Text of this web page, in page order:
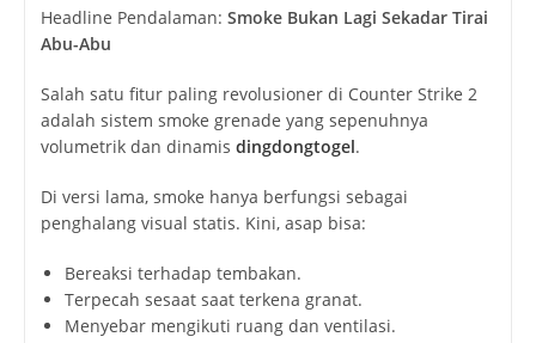
Headline Pendalaman: Smoke Bukan Lagi Sekadar Tirai
Abu-Abu
Salah satu fitur paling revolusioner di Counter Strike 2
adalah sistem smoke grenade yang sepenuhnya
volumetrik dan dinamis dingdongtogel.
Di versi lama, smoke hanya berfungsi sebagai
penghalang visual statis. Kini, asap bisa:
Bereaksi terhadap tembakan.
Terpecah sesaat saat terkena granat.
Menyebar mengikuti ruang dan ventilasi.